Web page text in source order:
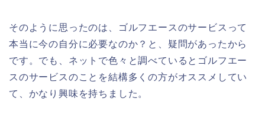
そのように思ったのは、ゴルフエースのサービスって
本当に今の自分に必要なのか？と、疑問があったから
です。でも、ネットで色々と調べているとゴルフエー
スのサービスのことを結構多くの方がオススメしてい
て、かなり興味を持ちました。